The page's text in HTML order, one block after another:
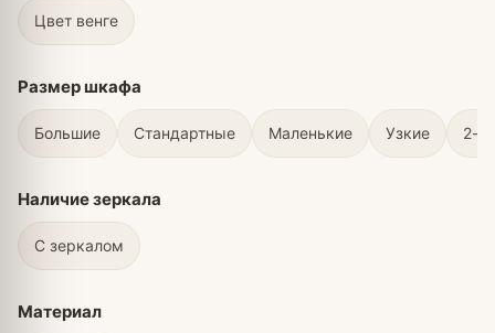
Цвет венге
Размер шкафа
Большие Стандартные Маленькие Узкие 2-х
Наличие зеркала
С зеркалом
Материал